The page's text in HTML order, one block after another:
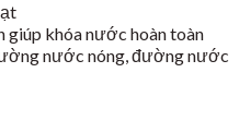
giúp khóa nước hoàn toàn
nước nóng, đường nước